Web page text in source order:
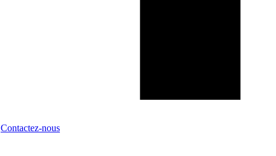
Contactez-nous